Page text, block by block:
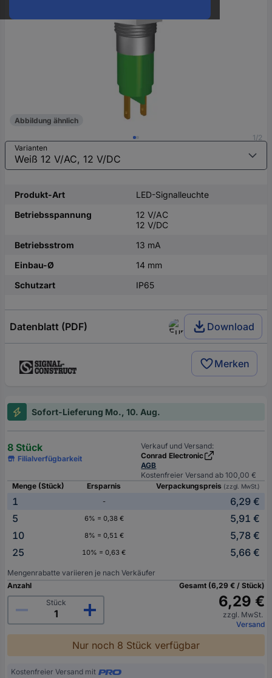
1/2
Abbildung ähnlich
Varianten
Produkt-Art
LED-Signalleuchte
Betriebsspannung
12 V/AC
12 V/DC
Betriebsstrom
13 mA
Einbau-Ø
14 mm
Schutzart
IP65
Datenblatt (PDF) Download
Merken
Sofort-Lieferung Mo., 10. Aug.
8 Stück
Filialverfügbarkeit
Verkauf und Versand:
Conrad Electronic
AGB
Kostenfreier Versand ab 100,00 €
Menge (Stück)
Ersparnis Verpackungspreis (zzgl. MwSt.)
1 -
6,29 €
5
6% = 0,38 €
5,91 €
10
8% = 0,51 €
5,78 €
25
10% = 0,63 € 5,66 €
Mengenrabatte variieren je nach Verkäufer
Anzahl
Stück
Gesamt (6,29 € / Stück)
6,29 €
zzgl. MwSt.
Versand
Nur noch 8 Stück verfügbar
Kostenfreier Versand mit